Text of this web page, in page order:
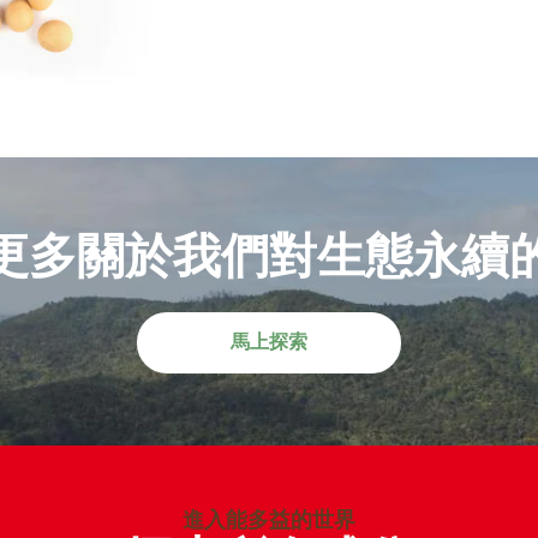
多關於我們對生態永續
馬上探索
進入能多益的世界